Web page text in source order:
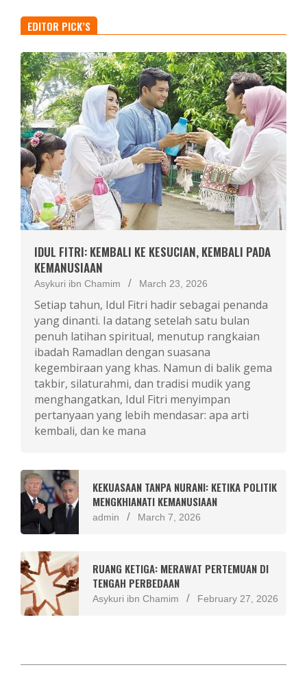
EDITOR PICK’S
IDUL FITRI: KEMBALI KE KESUCIAN, KEMBALI PADA
KEMANUSIAAN
Asykuri ibn Chamim March 23, 2026
Setiap tahun, Idul Fitri hadir sebagai penanda
yang dinanti. Ia datang setelah satu bulan
penuh latihan spiritual, menutup rangkaian
ibadah Ramadlan dengan suasana
kegembiraan yang khas. Namun di balik gema
takbir, silaturahmi, dan tradisi mudik yang
menghangatkan, Idul Fitri menyimpan
pertanyaan yang lebih mendasar: apa arti
kembali, dan ke mana
KEKUASAAN TANPA NURANI: KETIKA POLITIK
MENGKHIANATI KEMANUSIAAN
admin March 7, 2026
RUANG KETIGA: MERAWAT PERTEMUAN DI
TENGAH PERBEDAAN
Asykuri ibn Chamim February 27, 2026